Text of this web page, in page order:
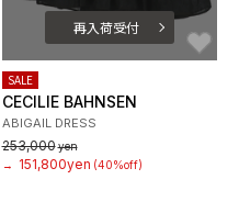
再入荷受付
SALE
CECILIE BAHNSEN
ABIGAIL DRESS
253,000yen
→
151,800yen (40%off)